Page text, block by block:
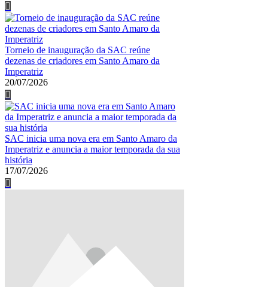
Torneio de inauguração da SAC reúne
dezenas de criadores em Santo Amaro da
Imperatriz
20/07/2026
SAC inicia uma nova era em Santo Amaro da
Imperatriz e anuncia a maior temporada da sua
história
17/07/2026